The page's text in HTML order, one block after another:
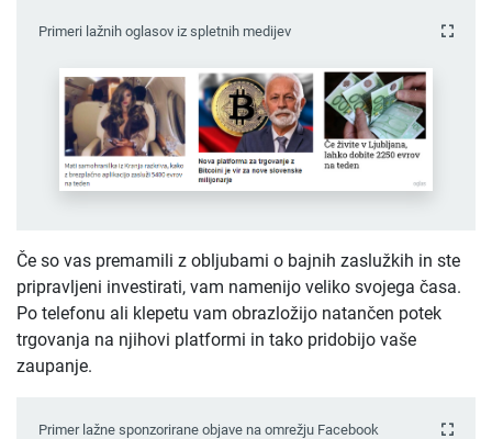
Primeri lažnih oglasov iz spletnih medijev
Če so vas premamili z obljubami o bajnih zaslužkih in ste
pripravljeni investirati, vam namenijo veliko svojega časa.
Po telefonu ali klepetu vam obrazložijo natančen potek
trgovanja na njihovi platformi in tako pridobijo vaše
zaupanje.
Primer lažne sponzorirane objave na omrežju Facebook